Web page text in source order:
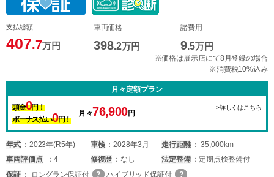
支払総額
407.7万円
車両価格
398.2万円
諸費用
9.5万円
※価格は展示店にて8月登録の場合
※消費税10%込み
月々定額プラン
頭金0円！
ボーナス払い0円！
月々76,900円
>詳しくはこちら
年式 2023年(R5年) 車検 2028年3月 走行距離
35,000km
車両評価点 4 修復歴 なし 法定整備
定期点検整備付
保証
ロングラン保証付 ハイブリッド保証付